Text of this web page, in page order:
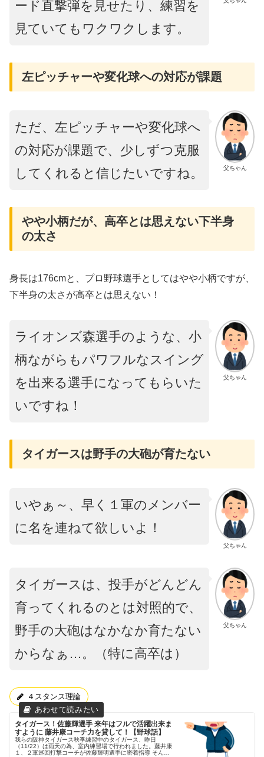
ード直撃弾を見せたり、練習を
見ていてもワクワクします。
左ピッチャーや変化球への対応が課題
父ちゃん
ただ、左ピッチャーや変化球へ
の対応が課題で、少しずつ克服
してくれると信じたいですね。
やや小柄だが、高卒とは思えない下半身
の太さ
身長は176cmと、プロ野球選手としてはやや小柄ですが、
下半身の太さが高卒とは思えない！
父ちゃん
ライオンズ森選手のような、小
柄ながらもパワフルなスイング
を出来る選手になってもらいた
いですね！
タイガースは野手の大砲が育たない
父ちゃん
いやぁ～、早く１軍のメンバー
に名を連ねて欲しいよ！
父ちゃん
タイガースは、投手がどんどん
育ってくれるのとは対照的で、
野手の大砲はなかなか育たない
からなぁ…。（特に高卒は）
４スタンス理論
タイガース！佐藤輝選手 来年はフルで活躍出来ま
すように 藤井康コーチ力を貸して！【野球話】
我らの阪神タイガース秋季練習中のタイガース、昨日
（11/22）は雨天の為、室内練習場で行われました。藤井康
１、２軍巡回打撃コーチが佐藤輝明選手に密着指導 そんな